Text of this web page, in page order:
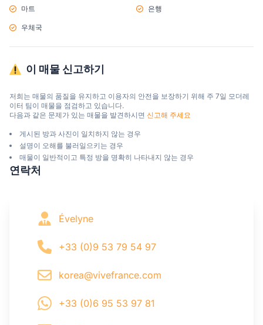
마트 은행
우체국
이 매물 신고하기
저희는 매물의 품질을 유지하고 이용자의 안전을 보장하기 위해 주 7일 모더레
이터 팀이 매물을 점검하고 있습니다.
다음과 같은 문제가 있는 매물을 발견하시면 신고해 주세요
게시된 방과 사진이 일치하지 않는 경우
설명이 오해를 불러일으키는 경우
매물이 일반적이고 특정 방을 명확히 나타내지 않는 경우
연락처
Évelyne
+33 (0)9 53 79 54 97
korea@vivefrance.com
+33 (0)6 95 53 97 81